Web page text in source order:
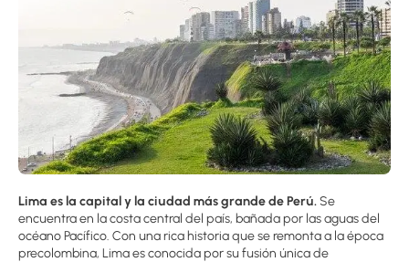
Lima es la capital y la ciudad más grande de Perú.Se
encuentra en la costa central del país, bañada por las aguas del
océano Pacífico. Con una rica historia que se remonta a la época
precolombina, Lima es conocida por su fusión única de